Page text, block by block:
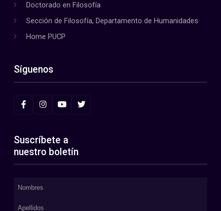
Doctorado en Filosofía
Sección de Filosofía, Departamento de Humanidades
Home PUCP
Síguenos
Suscríbete a
nuestro boletín